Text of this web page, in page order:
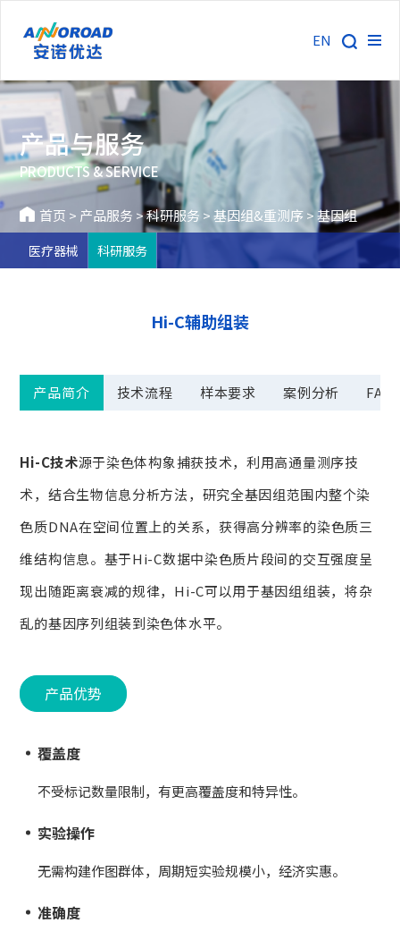
EN
产品与服务
PRODUCTS & SERVICE
首页 > 产品服务 >科研服务 >基因组&重测序>基因组
医疗器械 科研服务
Hi-C辅助组装
产品简介 技术流程 样本要求 案例分析 FAQ
Hi-C技术源于染色体构象捕获技术，利用高通量测序技
术，结合生物信息分析方法，研究全基因组范围内整个染
色质DNA在空间位置上的关系，获得高分辨率的染色质三
维结构信息。基于Hi-C数据中染色质片段间的交互强度呈
现出随距离衰减的规律，Hi-C可以用于基因组组装，将杂
乱的基因序列组装到染色体水平。
产品优势
覆盖度
不受标记数量限制，有更高覆盖度和特异性。
实验操作
无需构建作图群体，周期短实验规模小，经济实惠。
准确度